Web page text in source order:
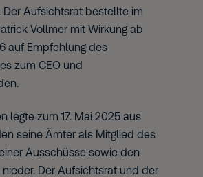
Der Aufsichtsrat bestellte im
Vollmer mit Wirkung ab
auf Empfehlung des
zum CEO und
legte zum 17. Mai 2025 aus
seine Ämter als Mitglied des
Ausschüsse sowie den
Der Aufsichtsrat und der